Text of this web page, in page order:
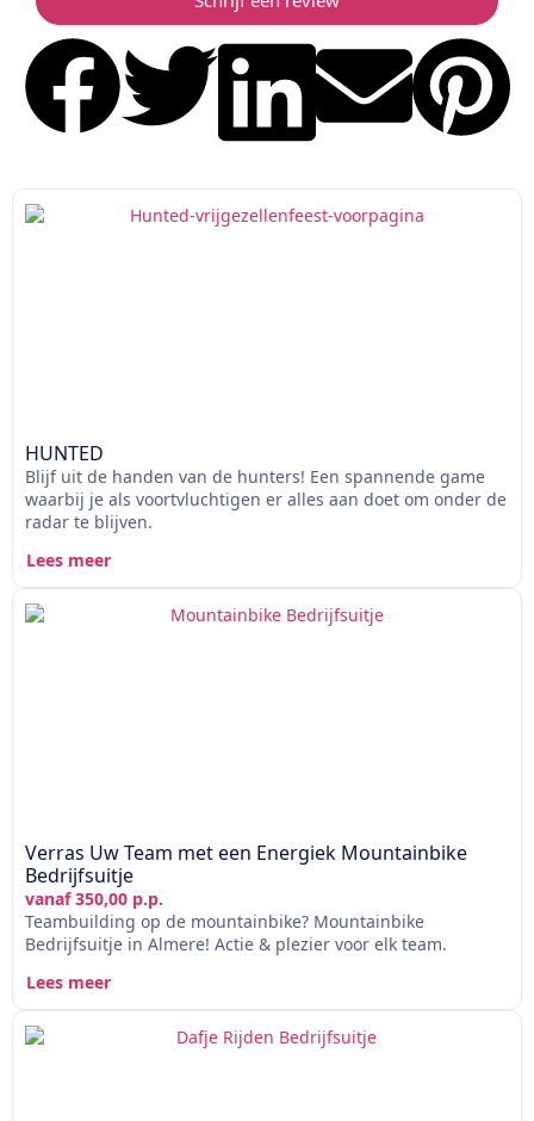
HUNTED
Blijf uit de handen van de hunters! Een spannende game
waarbij je als voortvluchtigen er alles aan doet om onder de
radar te blijven.
Lees meer
Verras Uw Team met een Energiek Mountainbike
Bedrijfsuitje
vanaf 350,00 p.p.
Teambuilding op de mountainbike? Mountainbike
Bedrijfsuitje in Almere! Actie & plezier voor elk team.
Lees meer